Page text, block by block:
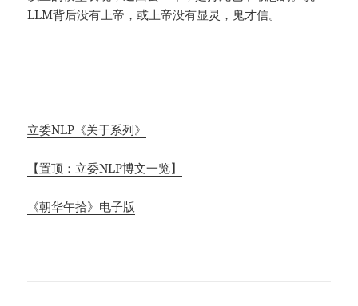
LLM背后没有上帝，或上帝没有显灵，鬼才信。
立委NLP《关于系列》
【置顶：立委NLP博文一览】
《朝华午拾》电子版